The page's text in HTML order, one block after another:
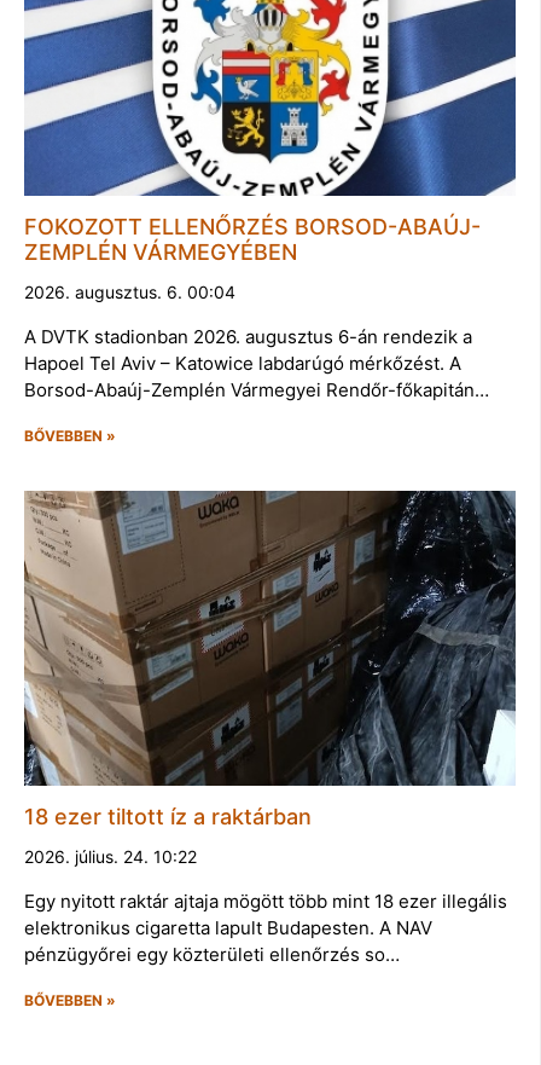
FOKOZOTT ELLENŐRZÉS BORSOD-ABAÚJ-
ZEMPLÉN VÁRMEGYÉBEN
2026. augusztus. 6. 00:04
A DVTK stadionban 2026. augusztus 6-án rendezik a
Hapoel Tel Aviv – Katowice labdarúgó mérkőzést. A
Borsod-Abaúj-Zemplén Vármegyei Rendőr-főkapitán…
BŐVEBBEN »
18 ezer tiltott íz a raktárban
2026. július. 24. 10:22
Egy nyitott raktár ajtaja mögött több mint 18 ezer illegális
elektronikus cigaretta lapult Budapesten. A NAV
pénzügyőrei egy közterületi ellenőrzés so…
BŐVEBBEN »